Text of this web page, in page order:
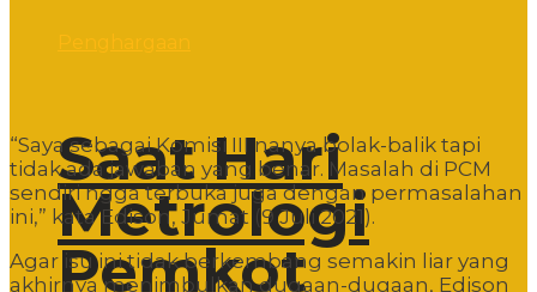
Saat Hari
Metrologi
Pemkot
“Saya sebagai Komisi III nanya bolak-balik tapi
tidak ada jawaban yang benar. Masalah di PCM
sendiri ngga terbuka juga dengan permasalahan
ini,” kata Edison, Jumat (9 Juli 2021).
Agar isu ini tidak berkembang semakin liar yang
akhirnya menimbulkan dugaan-dugaan, Edison